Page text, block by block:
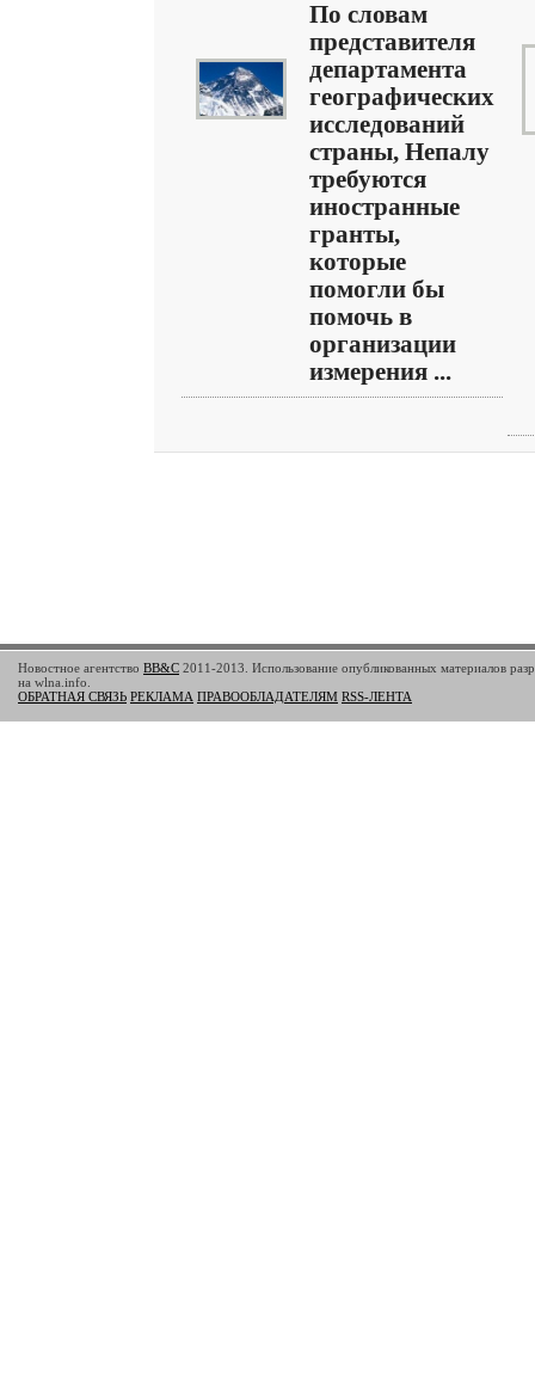
По словам
представителя
департамента
географических
исследований
страны, Непалу
требуются
иностранные
гранты,
которые
помогли бы
помочь в
организации
измерения ...
Новостное агентство BB&C 2011-2013. Использование опубликованных материалов
на wlna.info.
ОБРАТНАЯ СВЯЗЬ РЕКЛАМА ПРАВООБЛАДАТЕЛЯМ RSS-ЛЕНТА